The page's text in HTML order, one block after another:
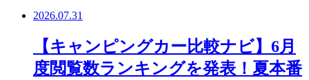
2026.07.31
【キャンピングカー比較ナビ】6月
度閲覧数ランキングを発表！夏本番